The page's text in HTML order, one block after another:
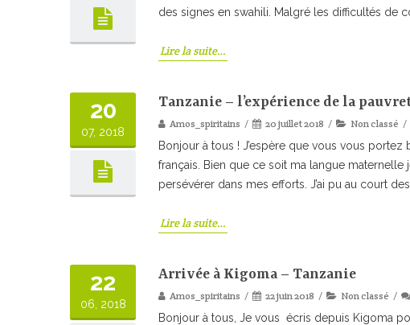
des signes en swahili. Malgré les difficultés de
Lire la suite…
20
07, 2018
Tanzanie – l’expérience de la
Amos_spiritains 20 juillet 2018 Non classé
Bonjour à tous ! J’espère que vous vous
français. Bien que ce soit ma langue
persévérer dans mes efforts. J’ai pu au court
Lire la suite…
22
06, 2018
Arrivée à Kigoma – Tanzanie
Amos_spiritains 22 juin 2018 Non classé
Bonjour à tous, Je vous écris depuis Kigoma